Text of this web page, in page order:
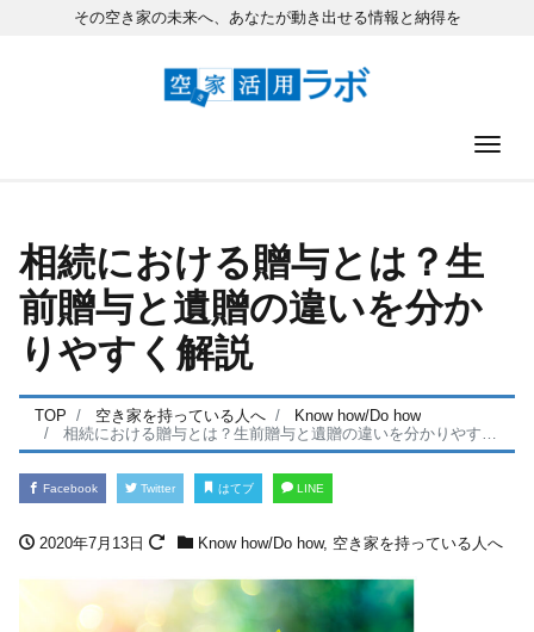
その空き家の未来へ、あなたが動き出せる情報と納得を
ナビ
相続における贈与とは？生
前贈与と遺贈の違いを分か
りやすく解説
TOP 空き家を持っている人へ
Know how/Do how
相続における贈与とは？生前贈与と遺贈の違いを分かりやすく解説
Facebook Twitter はてブ LINE
2020年7月13日 Know how/Do how, 空き家を持っている人へ